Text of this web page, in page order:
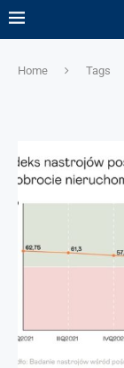
Home Tags